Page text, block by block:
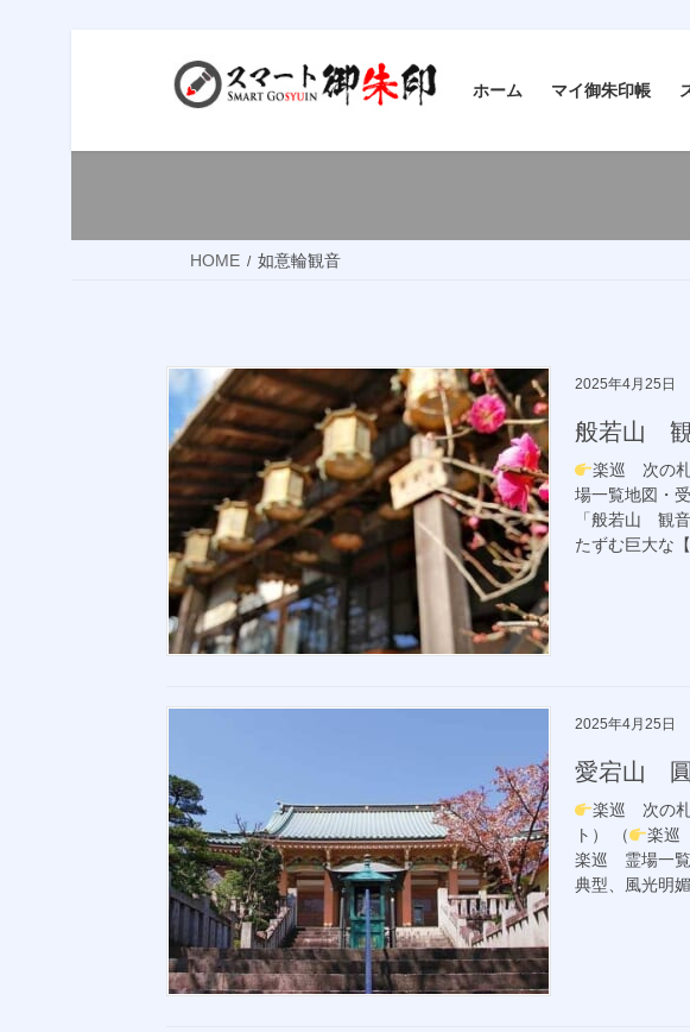
ス
ン
ホーム マイ御朱印帳
HOME 如意輪観音
2025年4月25日
般若山
楽巡 次の
場一覧地図・
「般若山 観
たずむ巨大な
2025年4月25日
愛宕山
楽巡 次の
ト） （
楽巡
楽巡 霊場一覧
典型、風光明